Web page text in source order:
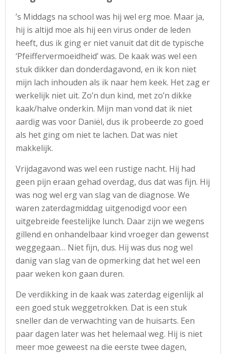
’s Middags na school was hij wel erg moe. Maar ja,
hij is altijd moe als hij een virus onder de leden
heeft, dus ik ging er niet vanuit dat dit de typische
‘Pfeiffervermoeidheid’ was. De kaak was wel een
stuk dikker dan donderdagavond, en ik kon niet
mijn lach inhouden als ik naar hem keek. Het zag er
werkelijk niet uit. Zo’n dun kind, met zo’n dikke
kaak/halve onderkin. Mijn man vond dat ik niet
aardig was voor Daniël, dus ik probeerde zo goed
als het ging om niet te lachen. Dat was niet
makkelijk.
Vrijdagavond was wel een rustige nacht. Hij had
geen pijn eraan gehad overdag, dus dat was fijn. Hij
was nog wel erg van slag van de diagnose. We
waren zaterdagmiddag uitgenodigd voor een
uitgebreide feestelijke lunch. Daar zijn we wegens
gillend en onhandelbaar kind vroeger dan gewenst
weggegaan… Niet fijn, dus. Hij was dus nog wel
danig van slag van de opmerking dat het wel een
paar weken kon gaan duren.
De verdikking in de kaak was zaterdag eigenlijk al
een goed stuk weggetrokken. Dat is een stuk
sneller dan de verwachting van de huisarts. Een
paar dagen later was het helemaal weg. Hij is niet
meer moe geweest na die eerste twee dagen,